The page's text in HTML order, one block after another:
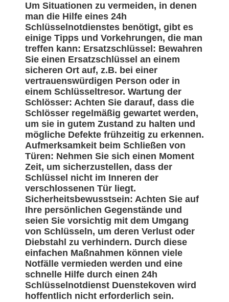
Um Situationen zu vermeiden, in denen
man die Hilfe eines 24h
Schlüsselnotdienstes benötigt, gibt es
einige Tipps und Vorkehrungen, die man
treffen kann: Ersatzschlüssel: Bewahren
Sie einen Ersatzschlüssel an einem
sicheren Ort auf, z.B. bei einer
vertrauenswürdigen Person oder in
einem Schlüsseltresor. Wartung der
Schlösser: Achten Sie darauf, dass die
Schlösser regelmäßig gewartet werden,
um sie in gutem Zustand zu halten und
mögliche Defekte frühzeitig zu erkennen.
Aufmerksamkeit beim Schließen von
Türen: Nehmen Sie sich einen Moment
Zeit, um sicherzustellen, dass der
Schlüssel nicht im Inneren der
verschlossenen Tür liegt.
Sicherheitsbewusstsein: Achten Sie auf
Ihre persönlichen Gegenstände und
seien Sie vorsichtig mit dem Umgang
von Schlüsseln, um deren Verlust oder
Diebstahl zu verhindern. Durch diese
einfachen Maßnahmen können viele
Notfälle vermieden werden und eine
schnelle Hilfe durch einen 24h
Schlüsselnotdienst Duenstekoven wird
hoffentlich nicht erforderlich sein.